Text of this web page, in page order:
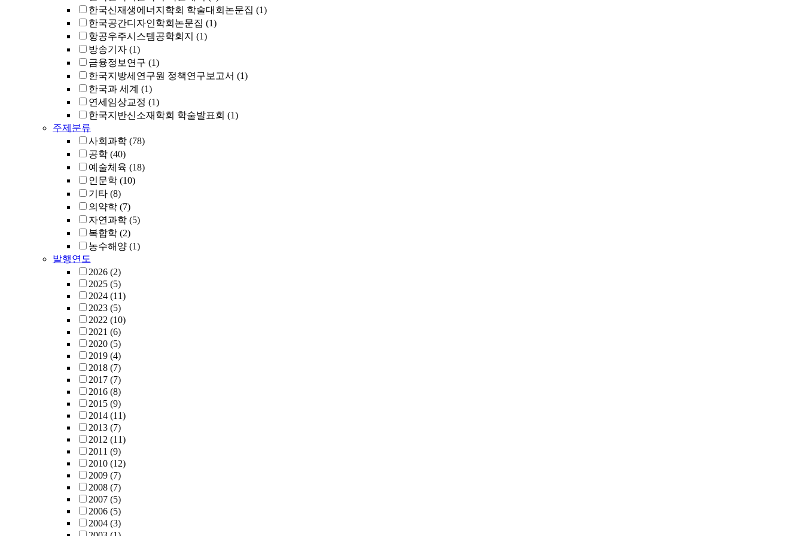
한국신재생에너지학회 학술대회논문집 (1)
한국공간디자인학회논문집 (1)
항공우주시스템공학회지 (1)
방송기자 (1)
금융정보연구 (1)
한국지방세연구원 정책연구보고서 (1)
한국과 세계 (1)
연세임상교정 (1)
한국지반신소재학회 학술발표회 (1)
주제분류
사회과학 (78)
공학 (40)
예술체육 (18)
인문학 (10)
기타 (8)
의약학 (7)
자연과학 (5)
복합학 (2)
농수해양 (1)
발행연도
2026 (2)
2025 (5)
2024 (11)
2023 (5)
2022 (10)
2021 (6)
2020 (5)
2019 (4)
2018 (7)
2017 (7)
2016 (8)
2015 (9)
2014 (11)
2013 (7)
2012 (11)
2011 (9)
2010 (12)
2009 (7)
2008 (7)
2007 (5)
2006 (5)
2004 (3)